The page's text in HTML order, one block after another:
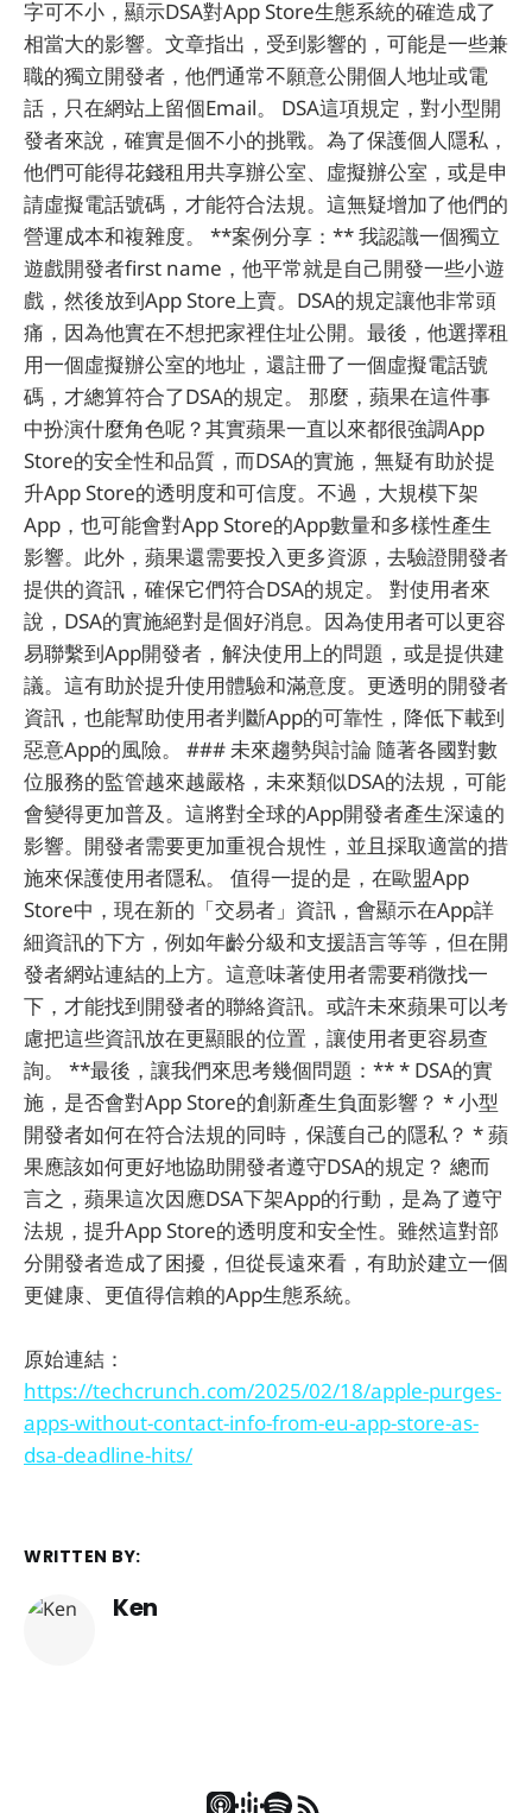
字可不小，顯示DSA對App Store生態系統的確造成了
相當大的影響。文章指出，受到影響的，可能是一些兼
職的獨立開發者，他們通常不願意公開個人地址或電
話，只在網站上留個Email。 DSA這項規定，對小型開
發者來說，確實是個不小的挑戰。為了保護個人隱私，
他們可能得花錢租用共享辦公室、虛擬辦公室，或是申
請虛擬電話號碼，才能符合法規。這無疑增加了他們的
營運成本和複雜度。 **案例分享：** 我認識一個獨立
遊戲開發者first name，他平常就是自己開發一些小遊
戲，然後放到App Store上賣。DSA的規定讓他非常頭
痛，因為他實在不想把家裡住址公開。最後，他選擇租
用一個虛擬辦公室的地址，還註冊了一個虛擬電話號
碼，才總算符合了DSA的規定。 那麼，蘋果在這件事
中扮演什麼角色呢？其實蘋果一直以來都很強調App
Store的安全性和品質，而DSA的實施，無疑有助於提
升App Store的透明度和可信度。不過，大規模下架
App，也可能會對App Store的App數量和多樣性產生
影響。此外，蘋果還需要投入更多資源，去驗證開發者
提供的資訊，確保它們符合DSA的規定。 對使用者來
說，DSA的實施絕對是個好消息。因為使用者可以更容
易聯繫到App開發者，解決使用上的問題，或是提供建
議。這有助於提升使用體驗和滿意度。更透明的開發者
資訊，也能幫助使用者判斷App的可靠性，降低下載到
惡意App的風險。 ### 未來趨勢與討論 隨著各國對數
位服務的監管越來越嚴格，未來類似DSA的法規，可能
會變得更加普及。這將對全球的App開發者產生深遠的
影響。開發者需要更加重視合規性，並且採取適當的措
施來保護使用者隱私。 值得一提的是，在歐盟App
Store中，現在新的「交易者」資訊，會顯示在App詳
細資訊的下方，例如年齡分級和支援語言等等，但在開
發者網站連結的上方。這意味著使用者需要稍微找一
下，才能找到開發者的聯絡資訊。或許未來蘋果可以考
慮把這些資訊放在更顯眼的位置，讓使用者更容易查
詢。 **最後，讓我們來思考幾個問題：** * DSA的實
施，是否會對App Store的創新產生負面影響？ * 小型
開發者如何在符合法規的同時，保護自己的隱私？ * 蘋
果應該如何更好地協助開發者遵守DSA的規定？ 總而
言之，蘋果這次因應DSA下架App的行動，是為了遵守
法規，提升App Store的透明度和安全性。雖然這對部
分開發者造成了困擾，但從長遠來看，有助於建立一個
更健康、更值得信賴的App生態系統。
原始連結：
https://techcrunch.com/2025/02/18/apple-purges-
apps-without-contact-info-from-eu-app-store-as-
dsa-deadline-hits/
WRITTEN BY:
Ken